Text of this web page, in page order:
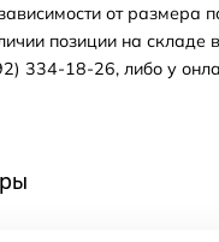
от размера
позиции на складе
334-18-26, либо у